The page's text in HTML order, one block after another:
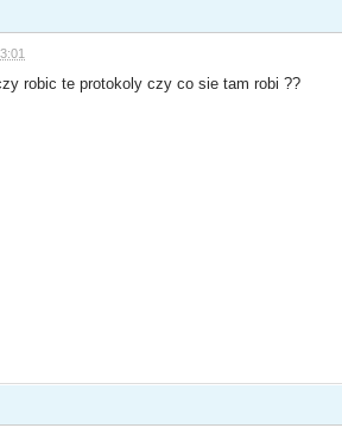
robic te protokoly czy co sie tam robi ??